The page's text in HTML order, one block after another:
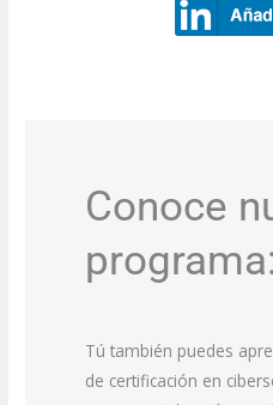
Conoce
programa:
Tú también puedes
de certificación en